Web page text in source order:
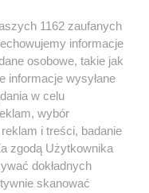
1162 zaufanych
informacje
osobowe, takie jak
informacje wysyłane
w celu
wybór
i treści, badanie
zgodą Użytkownika
dokładnych
skanować